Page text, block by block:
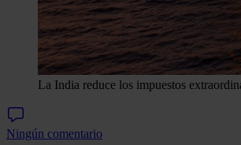
Las
y
redes
que
La India reduce los impuestos
Ningún comentario